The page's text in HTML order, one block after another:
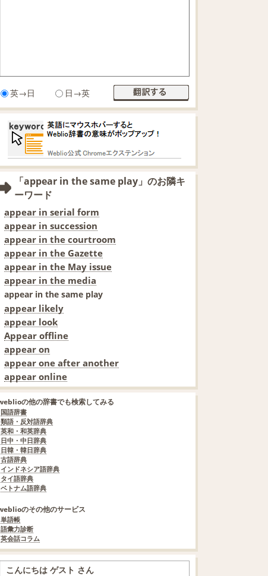
英→日 日→英
「appear in the same play」のお隣キ
ーワード
appear in serial form
appear in succession
appear in the courtroom
appear in the Gazette
appear in the May issue
appear in the media
appear in the same play
appear likely
appear look
Appear offline
appear on
appear one after another
appear online
の他の辞書でも検索してみる
国語辞書
類語・反対語辞典
英和・和英辞典
日中・中日辞典
日韓・韓日辞典
古語辞典
インドネシア語辞典
タイ語辞典
ベトナム語辞典
のその他のサービス
単語帳
語彙力診断
英会話コラム
こんにちは ゲスト さん